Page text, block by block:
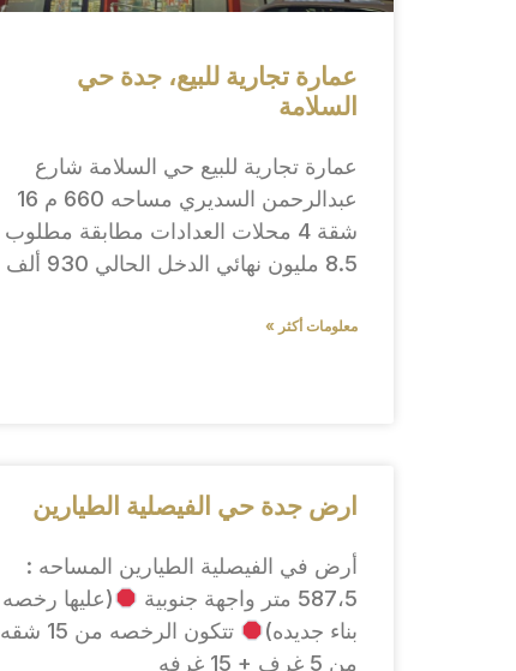
عمارة تجارية للبيع، جدة حي
السلامة
عمارة تجارية للبيع حي السلامة شارع
عبدالرحمن السديري مساحه 660 م 16
شقة 4 محلات العدادات مطابقة مطلوب
8.5 مليون نهائي الدخل الحالي 930 ألف
معلومات أكثر »
ارض جدة حي الفيصلية الطيارين
أرض في الفيصلية الطيارين المساحه :
587،5 متر واجهة جنوبية
(عليها رخصه
بناء جديده)
تتكون الرخصه من 15 شقه
من 5 غرف + 15 غرفه